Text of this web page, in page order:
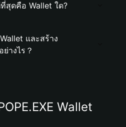
ที่สุดคือ Wallet ใด?
และสร้าง
ย่างไร？
Wallet